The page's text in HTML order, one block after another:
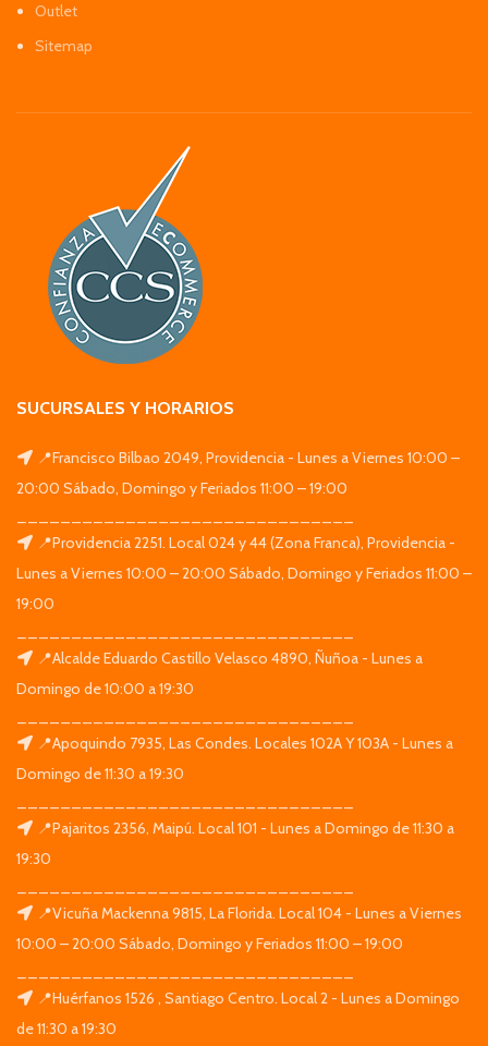
Outlet
Sitemap
SUCURSALES Y HORARIOS
📍Francisco Bilbao 2049, Providencia - Lunes a Viernes 10:00 –
20:00 Sábado, Domingo y Feriados 11:00 – 19:00
📍Providencia 2251. Local 024 y 44 (Zona Franca), Providencia -
Lunes a Viernes 10:00 – 20:00 Sábado, Domingo y Feriados 11:00 –
19:00
📍Alcalde Eduardo Castillo Velasco 4890, Ñuñoa - Lunes a
Domingo de 10:00 a 19:30
📍Apoquindo 7935, Las Condes. Locales 102A Y 103A - Lunes a
Domingo de 11:30 a 19:30
📍Pajaritos 2356, Maipú. Local 101 - Lunes a Domingo de 11:30 a
19:30
📍Vicuña Mackenna 9815, La Florida. Local 104 - Lunes a Viernes
10:00 – 20:00 Sábado, Domingo y Feriados 11:00 – 19:00
📍Huérfanos 1526 , Santiago Centro. Local 2 - Lunes a Domingo
de 11:30 a 19:30